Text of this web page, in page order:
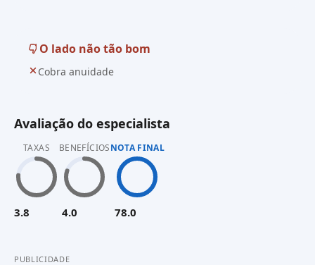
O lado não tão bom
Cobra anuidade
Avaliação do especialista
TAXAS
3.8
BENEFÍCIOS
4.0
NOTA FINAL
78.0
PUBLICIDADE